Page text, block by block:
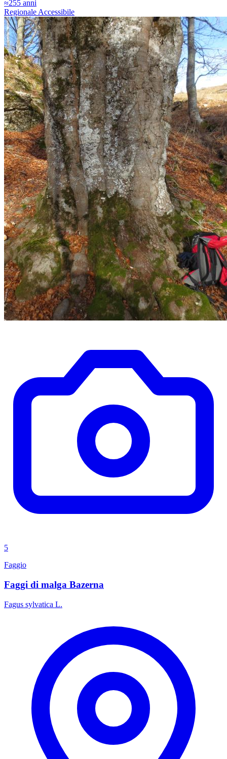
≈255 anni
Regionale Accessibile
5
Faggio
Faggi di malga Bazerna
Fagus sylvatica L.